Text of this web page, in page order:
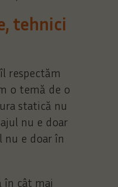
tehnici
respectăm
o temă de o
statică nu
nu e doar
nu e doar în
în cât mai